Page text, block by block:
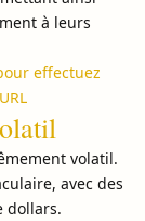
à leurs
effectuez
volatil.
avec des
dollars.